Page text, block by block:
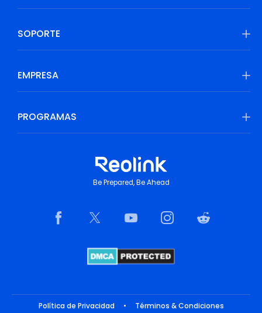
SOPORTE
EMPRESA
PROGRAMAS
Be Prepared, Be Ahead
Política de Privacidad • Términos & Condiciones